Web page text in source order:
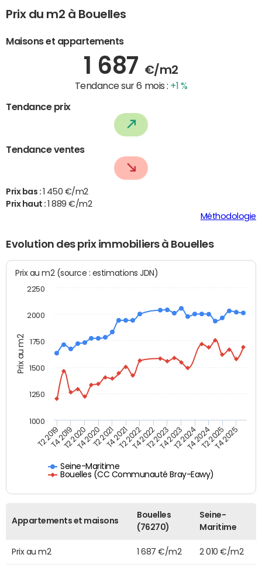
Prix du m2 à Bouelles
Maisons et appartements
1 687 €/m2
Tendance sur 6 mois : +1 %
Tendance prix
Tendance ventes
Prix bas :
1 450 €/m2
Prix haut :
1 889 €/m2
Méthodologie
Evolution des prix immobiliers à Bouelles
Prix au m2
Prix au m2 (source : estimations JDN)
Seine-Maritime
Bouelles (CC Communauté Bray-Eawy)
T2 2019T4 2019T2 2020T4 2020T2 2021T4 2021T2 2022T4 2022T2 2023T4 2023T2 2024T4 2024T2 2025T4 2025
1000
1250
1500
1750
2000
2250
Appartements et maisons
Bouelles
(76270)
Seine-
Maritime
Prix au m2 1 687 €/m2 2 010 €/m2